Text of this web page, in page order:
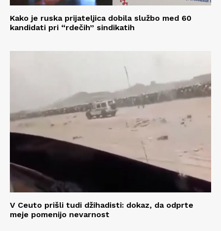
Kako je ruska prijateljica dobila službo med 60
kandidati pri “rdečih” sindikatih
V Ceuto prišli tudi džihadisti: dokaz, da odprte
meje pomenijo nevarnost